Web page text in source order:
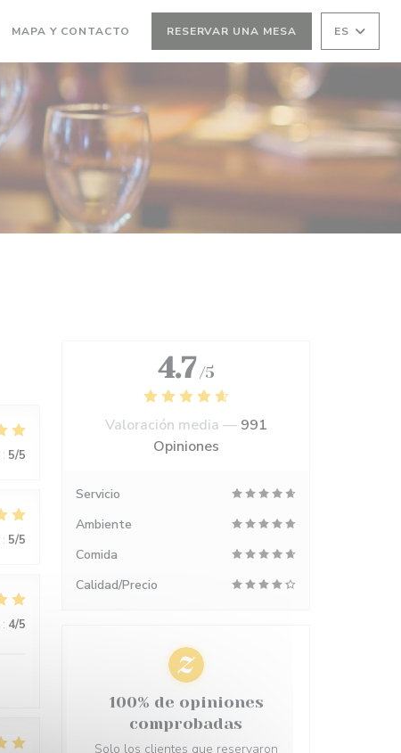
MAPA Y CONTACTO RESERVAR UNA MESA ES
: 5/5
: 5/5
: 4/5
4.7 /5
Valoración media — 991
Opiniones
Servicio
Ambiente
Comida
Calidad/Precio
100% de opiniones
comprobadas
Solo los clientes que reservaron